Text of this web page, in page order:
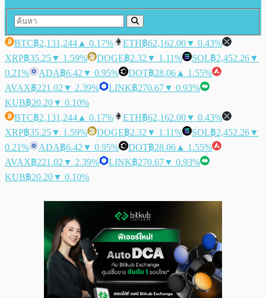
BTC฿2,131,244 ▲ 0.17% ETH฿62,162.00▼ 0.43%
XRP฿35.25▼ 1.59% DOGE฿2.32 ▼ 1.11% SOL฿2,452.26▼
0.21%
ADA฿6.42 ▼ 0.95% DOT฿28.06 ▲ 1.55%
AVAX฿221.02 ▼ 2.39% LINK฿270.67▼ 0.93%
KUB฿20.20▼ 0.10%
BTC฿2,131,244 ▲ 0.17% ETH฿62,162.00▼ 0.43%
XRP฿35.25▼ 1.59% DOGE฿2.32 ▼ 1.11% SOL฿2,452.26▼
0.21%
ADA฿6.42 ▼ 0.95% DOT฿28.06 ▲ 1.55%
AVAX฿221.02 ▼ 2.39% LINK฿270.67▼ 0.93%
KUB฿20.20▼ 0.10%